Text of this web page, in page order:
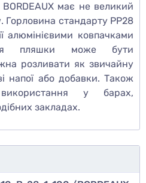
BORDEAUX має не великий
Горловина стандарту PP28
алюмінієвими ковпачками
пляшки може бути
розливати як звичайну
напої або добавки. Також
у барах,
закладах.